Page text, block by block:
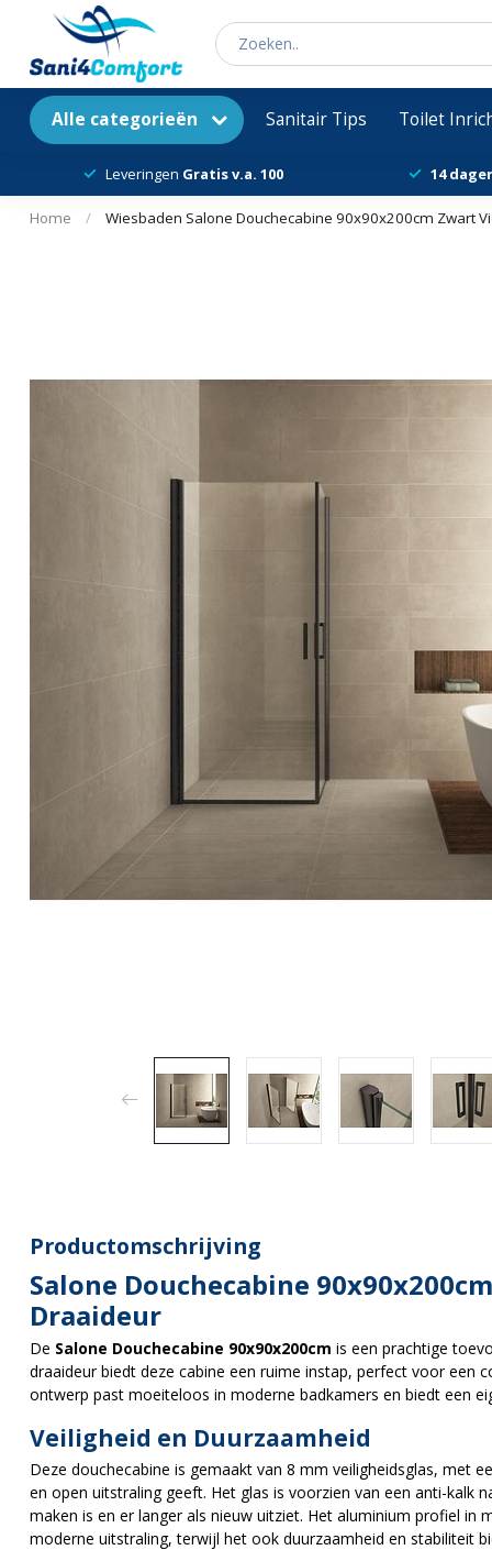
Alle categorieën Sanitair Tips Toilet
Leveringen Gratis v.a. 100 14
Home / Wiesbaden Salone Douchecabine 90x90x200cm Zwart
Productomschrijving
Salone Douchecabine
Draaideur
De Salone Douchecabine 90x90x200cm is een prachtige
draaideur biedt deze cabine een ruime instap, perfect voor een
ontwerp past moeiteloos in moderne badkamers en biedt een
Veiligheid en Duurzaamheid
Deze douchecabine is gemaakt van 8 mm veiligheidsglas, met
en open uitstraling geeft. Het glas is voorzien van een anti-kalk
maken is en er langer als nieuw uitziet. Het aluminium profiel in
moderne uitstraling, terwijl het ook duurzaamheid en stabiliteit